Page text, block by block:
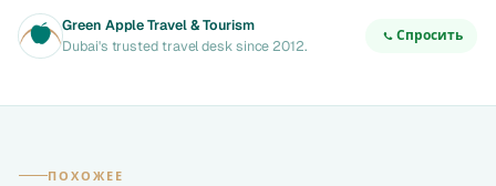
Green Apple Travel & Tourism
Dubai's trusted travel desk since 2012.
Спросить
ПОХОЖЕЕ